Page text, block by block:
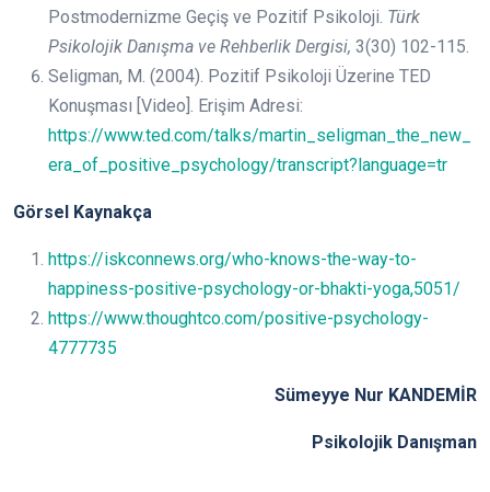
Postmodernizme Geçiş ve Pozitif Psikoloji. Türk
Psikolojik Danışma ve Rehberlik Dergisi, 3(30) 102-115.
Seligman, M. (2004). Pozitif Psikoloji Üzerine TED
Konuşması [Video]. Erişim Adresi:
https://www.ted.com/talks/martin_seligman_the_new_
era_of_positive_psychology/transcript?language=tr
Görsel Kaynakça
https://iskconnews.org/who-knows-the-way-to-
happiness-positive-psychology-or-bhakti-yoga,5051/
https://www.thoughtco.com/positive-psychology-
4777735
Sümeyye Nur KANDEMİR
Psikolojik Danışman